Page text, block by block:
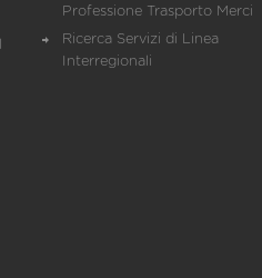
Professione Trasporto Merci
Ricerca Servizi di Linea
Interregionali